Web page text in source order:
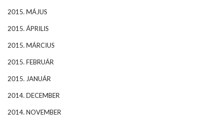
2015. MÁJUS
2015. ÁPRILIS
2015. MÁRCIUS
2015. FEBRUÁR
2015. JANUÁR
2014. DECEMBER
2014. NOVEMBER